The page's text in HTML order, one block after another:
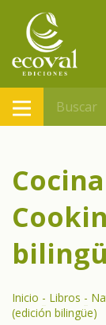
Inicio - Libros -
(edición bilingüe)